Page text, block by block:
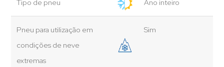
Tipo de pneu Ano inteiro
Pneu para utilização em
condições de neve
extremas
Sim